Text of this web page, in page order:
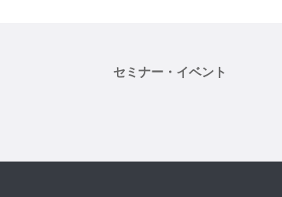
セミナー・イベント